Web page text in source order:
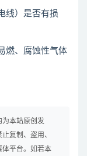
线）是否有损
燃、腐蚀性气体
为本站原创发
复制、盗用、
体平台。如若本